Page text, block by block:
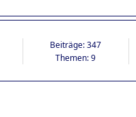
Beiträge: 347
Themen: 9